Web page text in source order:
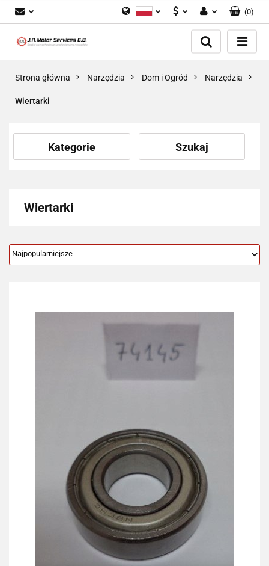
GBP
Zaloguj się
Dodaj zgłoszenie
(0)
Strona główna Narzędzia Dom i Ogród Narzędzia
Wiertarki
Kategorie Szukaj
Wiertarki